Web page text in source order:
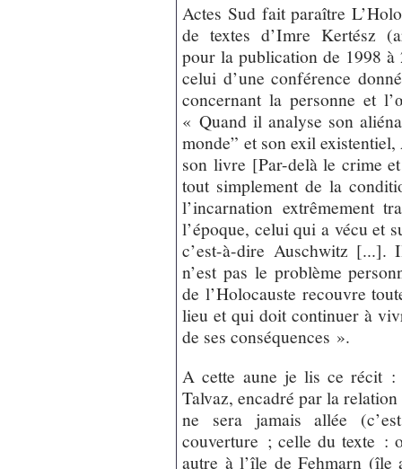
Actes Sud fait paraître
de textes d’Imre Kertész
pour la publication de 1998 à
celui d’une conférence
concernant la personne et
« Quand il analyse son
monde” et son exil
son livre [Par-delà le crime
tout simplement de la
l’incarnation extrêmement
l’époque, celui qui a vécu et
c’est-à-dire Auschwitz [...].
n’est pas le problème
de l’Holocauste recouvre
lieu et qui doit continuer à
de ses conséquences ».
A cette aune je lis ce récit :
Talvaz, encadré par la
ne sera jamais allée
couverture ; celle du texte :
autre à l’île de Fehmarn (île